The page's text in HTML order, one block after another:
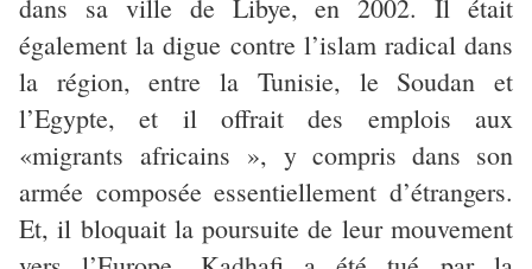
dans sa ville de Libye, en 2002. Il était
également la digue contre l’islam radical dans
la région, entre la Tunisie, le Soudan et
l’Egypte, et il offrait des emplois aux
«migrants africains », y compris dans son
armée composée essentiellement d’étrangers.
Et, il bloquait la poursuite de leur mouvement